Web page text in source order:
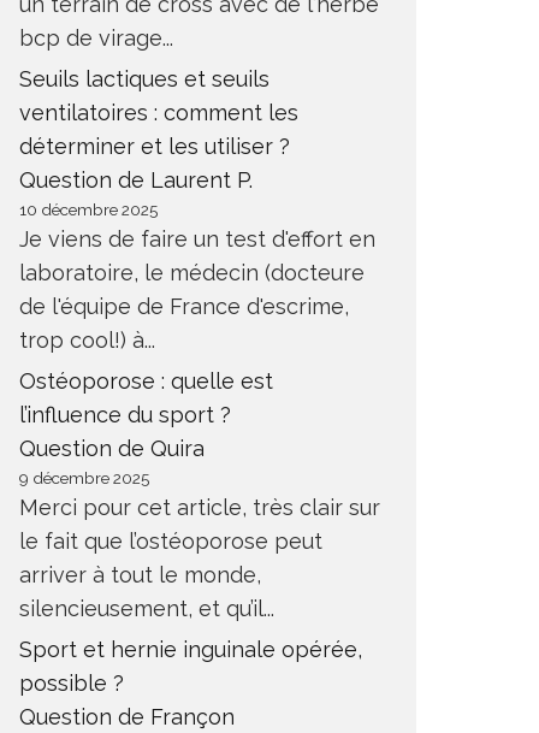
bcp de virage...
Seuils lactiques et seuils
ventilatoires : comment les
déterminer et les utiliser ?
Question de Laurent P.
10 décembre 2025
Je viens de faire un test d'effort en
laboratoire, le médecin (docteure
de l'équipe de France d'escrime,
trop cool!) à...
Ostéoporose : quelle est
l’influence du sport ?
Question de Quira
9 décembre 2025
Merci pour cet article, très clair sur
le fait que l’ostéoporose peut
arriver à tout le monde,
silencieusement, et qu’il...
Sport et hernie inguinale opérée,
possible ?
Question de Françon